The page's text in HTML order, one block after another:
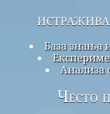
База знања
Анализа
Често